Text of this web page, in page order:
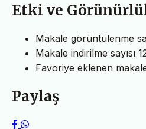
Etki ve
Makale görüntülenme
Makale indirilme sayısı
Favoriye eklenen makale
Paylaş